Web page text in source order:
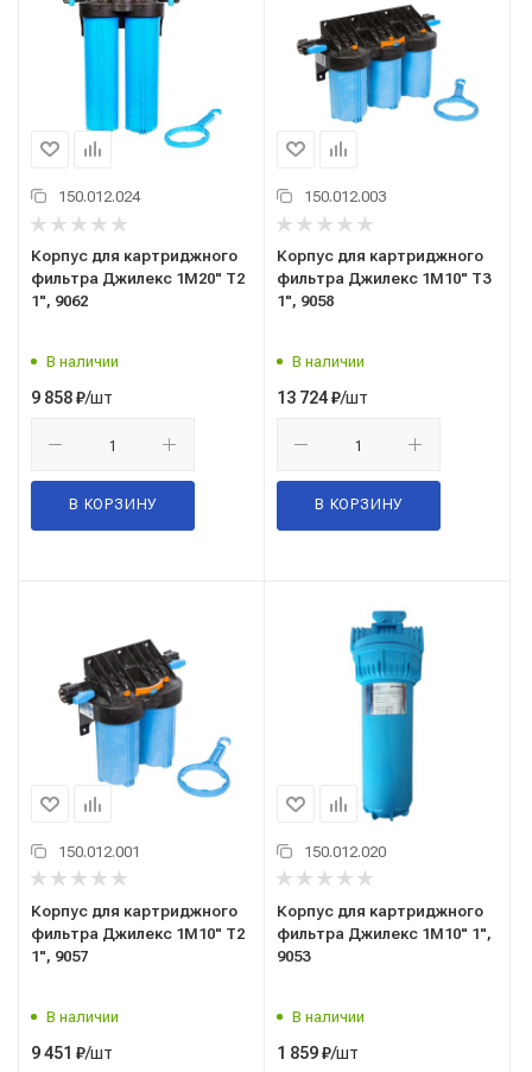
150.012.024
Корпус для картриджного
фильтра Джилекс 1М20" Т2
1", 9062
В наличии
9 858₽/шт
В КОРЗИНУ
150.012.003
Корпус для картриджного
фильтра Джилекс 1М10" Т3
1", 9058
В наличии
13 724₽/шт
В КОРЗИНУ
150.012.001
Корпус для картриджного
фильтра Джилекс 1М10" Т2
1", 9057
В наличии
9 451 ₽/шт
150.012.020
Корпус для картриджного
фильтра Джилекс 1М10" 1",
9053
В наличии
1 859₽/шт